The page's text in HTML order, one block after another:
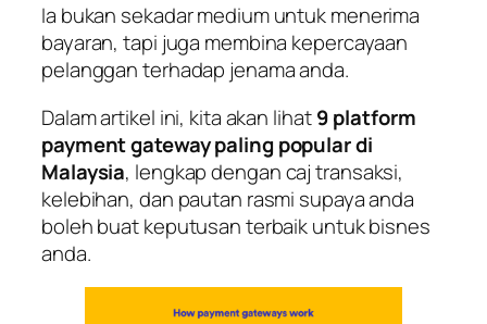
Ia bukan sekadar medium untuk menerima
bayaran, tapi juga membina kepercayaan
pelanggan terhadap jenama anda.
Dalam artikel ini, kita akan lihat9 platform
payment gateway paling popular di
Malaysia, lengkap dengan caj transaksi,
kelebihan, dan pautan rasmi supaya anda
boleh buat keputusan terbaik untuk bisnes
anda.